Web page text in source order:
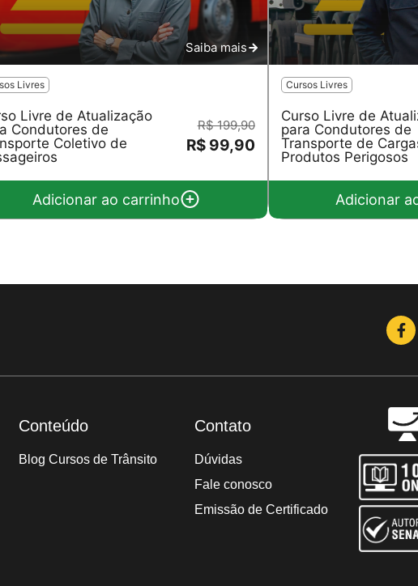
Saiba mais
Livres
Livre de Atualização
Condutores de
Coletivo de
R$ 199,90
R$ 99,90
Adicionar ao carrinho
Cursos Livres
Curso Livre de
para Condutores de
Transporte de
Produtos Perigosos
Adicionar
Conteúdo
Blog Cursos de Trânsito
Contato
Dúvidas
Fale conosco
Emissão de Certificado